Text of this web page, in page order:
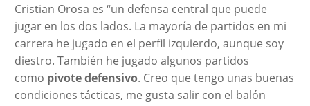
Cristian Orosa es “un defensa central que puede
jugar en los dos lados. La mayoría de partidos en mi
carrera he jugado en el perfil izquierdo, aunque soy
diestro. También he jugado algunos partidos
como pivote defensivo. Creo que tengo unas buenas
condiciones tácticas, me gusta salir con el balón